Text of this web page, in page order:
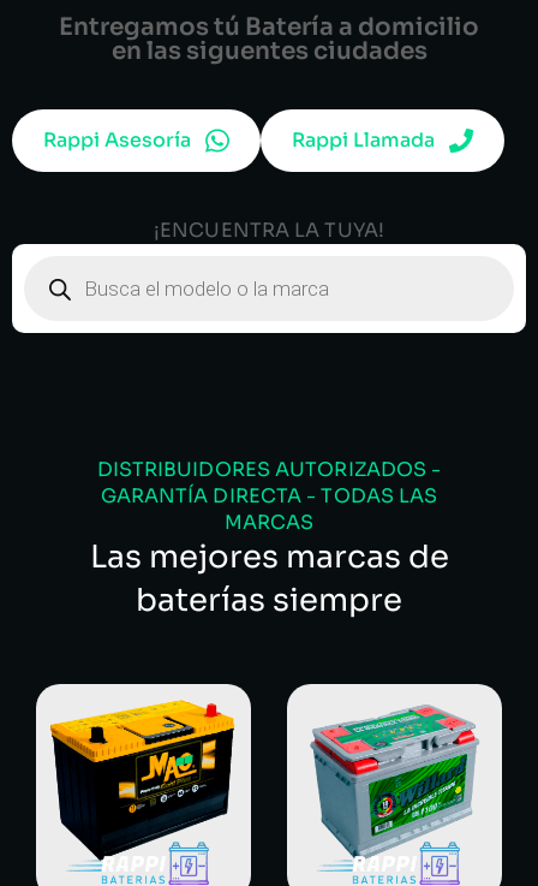
Entregamos tú Batería a domicilio
en las siguentes ciudades
Rappi Asesoría Rappi Llamada
¡ENCUENTRA LA TUYA!
DISTRIBUIDORES AUTORIZADOS -
GARANTÍA DIRECTA - TODAS LAS
MARCAS
Las mejores marcas de
baterías siempre